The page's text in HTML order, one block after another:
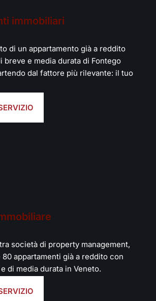
immobiliari
di un appartamento già a reddito
e media durata di Fontego
dal fattore più rilevante: il tuo
società di property management,
appartamenti già a reddito con
di media durata in Veneto.